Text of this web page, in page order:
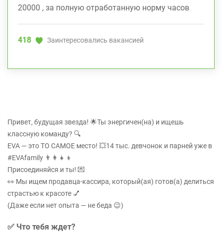
20000 , за полную отработанную норму часов
418 Заинтересовались вакансией
Привет, будущая звезда! 🌟Ты энергичен(на) и ищешь
классную команду? 🔍
EVA — это ТО САМОЕ место! 💥14 тыс. девчонок и парней уже в
#EVAfamily 👨‍👩‍👧‍👦
Присоединяйся и ты! 💌
👀 Мы ищем продавца-кассира, который(ая) готов(а) делиться
страстью к красоте 💅
(Даже если нет опыта — не беда 😉)
✅ Что тебя ждет?